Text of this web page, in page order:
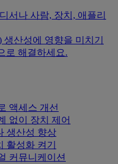
서나 사람, 장치, 애플리
생산성에 영향을 미치기
로 해결하세요.
액세스 개선
없이 장치 제어
생산성 향상
활성화 켜기
커뮤니케이션